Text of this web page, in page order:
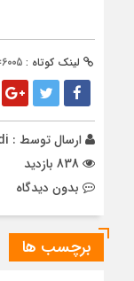
لینک کوتاه :
ارسال توسط :
بدون دیدگاه
برچسب ها